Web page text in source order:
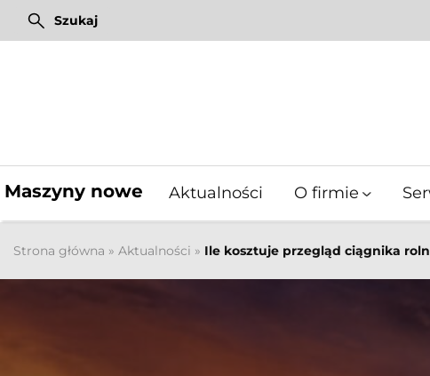
Przejdź
Szukaj
Maszyny nowe Aktualności O firmie
Strona główna » Aktualności » Ile kosztuje przegląd ciągnika